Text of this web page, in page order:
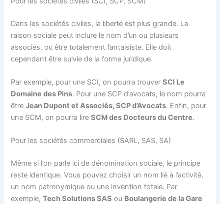
Dans les sociétés civiles, la liberté est plus grande. La
raison sociale peut inclure le nom d’un ou plusieurs
associés, ou être totalement fantaisiste. Elle doit
cependant être suivie de la forme juridique.
Par exemple, pour une SCI, on pourra trouverSCI Le
Domaine des Pins. Pour une SCP d’avocats, le nom pourra
êtreJean Dupont et Associés, SCP d’Avocats. Enfin, pour
une SCM, on pourra lireSCM des Docteurs du Centre.
Pour les sociétés commerciales (SARL, SAS, SA)
Même si l’on parle ici de dénomination sociale, le principe
reste identique. Vous pouvez choisir un nom lié à l’activité,
un nom patronymique ou une invention totale. Par
exemple,Tech Solutions SAS ou Boulangerie de la Gare